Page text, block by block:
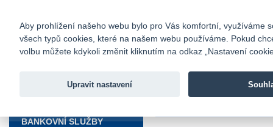
Fio banka
Fio banka
BANKOVNÍ SLUŽBY
Aby prohlížení našeho webu bylo pro Vás komfortní, využíváme
všech typů cookies, které na našem webu používáme. Pokud
volbu můžete kdykoli změnit kliknutím na odkaz „Nastavení
Upravit nastavení